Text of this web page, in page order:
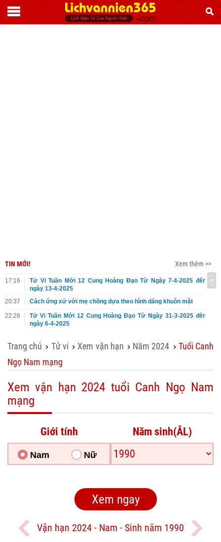
TIN MỚI! Xem thêm >>
17:16
Tử Vi Tuần Mới 12 Cung Hoàng Đạo Từ Ngày 7-4-2025 đến
ngày 13-4-2025
20:37
Cách ứng xử với mẹ chồng dựa theo hình dáng khuôn mặt
22:28
Tử Vi Tuần Mới 12 Cung Hoàng Đạo Từ Ngày 31-3-2025 đến
ngày 6-4-2025
Trang chủ › Tử vi ›Xem vận hạn › Năm 2024 › Tuổi Canh
Ngọ Nam mạng
Xem vận hạn 2024 tuổi Canh Ngọ Nam
mạng
Giới tính
Nam Nữ
Năm sinh(ÂL)
Vận hạn 2024 - Nam - Sinh năm 1990